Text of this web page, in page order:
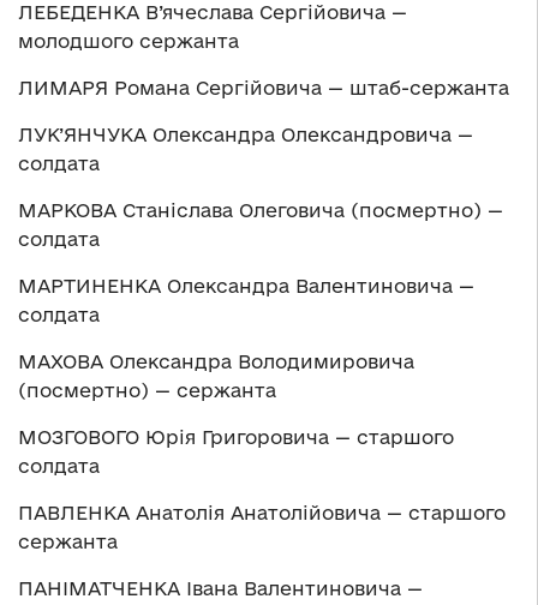
ЛЕБЕДЕНКА В’ячеслава Сергійовича —
молодшого сержанта
ЛИМАРЯ Романа Сергійовича — штаб-сержанта
ЛУК’ЯНЧУКА Олександра Олександровича —
солдата
МАРКОВА Станіслава Олеговича (посмертно) —
солдата
МАРТИНЕНКА Олександра Валентиновича —
солдата
МАХОВА Олександра Володимировича
(посмертно) — сержанта
МОЗГОВОГО Юрія Григоровича — старшого
солдата
ПАВЛЕНКА Анатолія Анатолійовича — старшого
сержанта
ПАНІМАТЧЕНКА Івана Валентиновича —